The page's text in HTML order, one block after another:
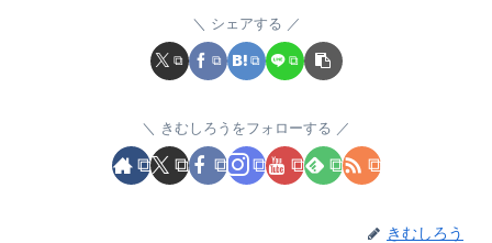
シェアする
きむしろうをフォローする
きむしろう